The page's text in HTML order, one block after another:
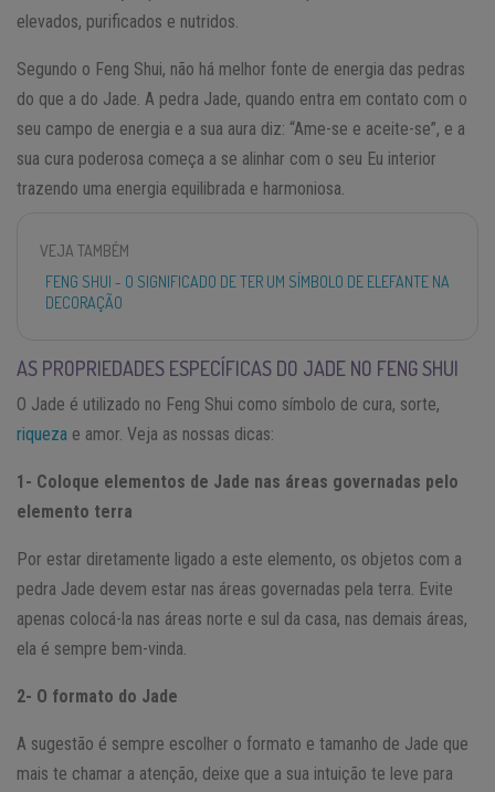
elevados, purificados e nutridos.
Segundo o Feng Shui, não há melhor fonte de energia das pedras
do que a do Jade. A pedra Jade, quando entra em contato com o
seu campo de energia e a sua aura diz: “Ame-se e aceite-se”, e a
sua cura poderosa começa a se alinhar com o seu Eu interior
trazendo uma energia equilibrada e harmoniosa.
VEJA TAMBÉM
FENG SHUI - O SIGNIFICADO DE TER UM SÍMBOLO DE ELEFANTE NA
DECORAÇÃO
AS PROPRIEDADES ESPECÍFICAS DO JADE NO FENG SHUI
O Jade é utilizado no Feng Shui como símbolo de cura, sorte,
riqueza e amor. Veja as nossas dicas:
1- Coloque elementos de Jade nas áreas governadas pelo
elemento terra
Por estar diretamente ligado a este elemento, os objetos com a
pedra Jade devem estar nas áreas governadas pela terra. Evite
apenas colocá-la nas áreas norte e sul da casa, nas demais áreas,
ela é sempre bem-vinda.
2- O formato do Jade
A sugestão é sempre escolher o formato e tamanho de Jade que
mais te chamar a atenção, deixe que a sua intuição te leve para